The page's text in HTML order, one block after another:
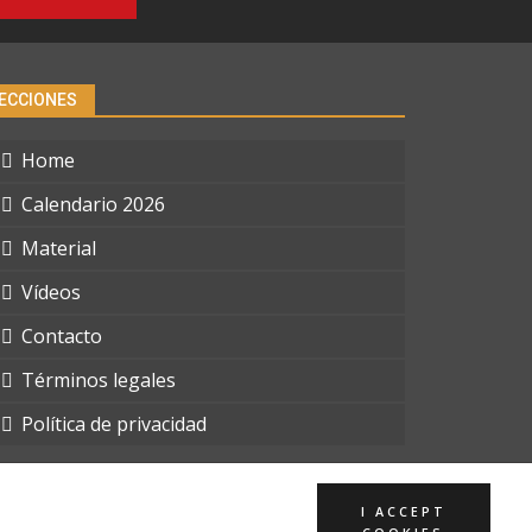
I ACCEPT
Home
Calendario 2026
Material
Vídeos
Contacto
Términos legales
Política de privacidad